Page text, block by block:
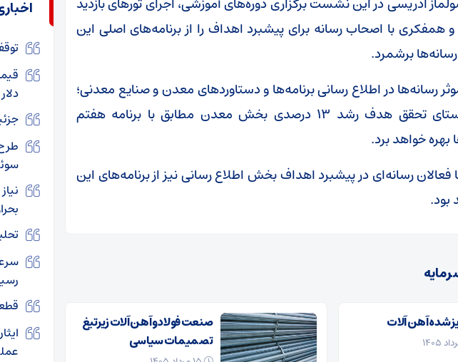
همفکری با اصحاب رسانه برای پیشبرد اهداف را از برنامه‌های اصلی این
برشمرد.
رسانه‌ها در اطلاع رسانی برنامه‌ها و دستاورد‌های معدن و صنایع معدنی؛
اعلام کرد: ایمیدرو در راستای تحقق هدف رشد ۱۳ درصدی بخش معدن مطابق با برنامه هفتم
خواهد برد.
رسانه‌ای در پیشبرد اهداف بخش اطلاع رسانی نیز از برنامه‌های این
بود.
شده آهن آلات
صنعت فولاد و آهن آلات زیر‌تیغ
تصمیمات سیاسی
توقف ساخت ۹